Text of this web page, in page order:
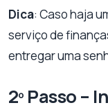
Dica: Caso haja
serviço de
entregar uma
2º Passo –